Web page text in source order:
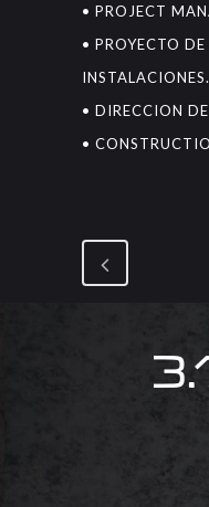
• PROJECT
• PROYECTO
INSTALACIONES.
• DIRECCION
•